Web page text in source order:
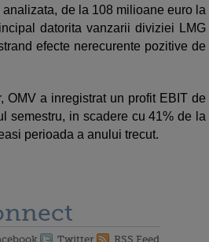
de la 108 milioane euro la
datorita vanzarii diviziei LMG
efecte nerecurente pozitive de
OMV a inregistrat un profit EBIT de
semestru, in scadere cu 41% de la
perioada a anului trecut.
Twitter RSS Feed